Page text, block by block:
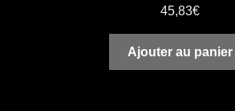
45,83€
Ajouter au panier